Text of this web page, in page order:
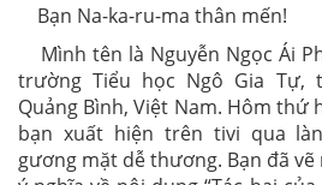
Bạn Na-ka-ru-ma thân mến!
Mình tên là Nguyễn Ngọc Ái
trường Tiểu học Ngô Gia Tự,
Quảng Bình, Việt Nam. Hôm thứ
bạn xuất hiện trên tivi qua
gương mặt dễ thương. Bạn đã